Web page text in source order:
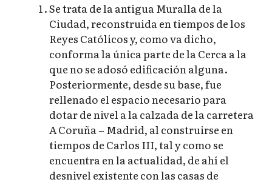
Se trata de la antigua Muralla de la
Ciudad, reconstruida en tiempos de los
Reyes Católicos y, como va dicho,
conforma la única parte de la Cerca a la
que no se adosó edificación alguna.
Posteriormente, desde su base, fue
rellenado el espacio necesario para
dotar de nivel a la calzada de la carretera
A Coruña – Madrid, al construirse en
tiempos de Carlos III, tal y como se
encuentra en la actualidad, de ahí el
desnivel existente con las casas de